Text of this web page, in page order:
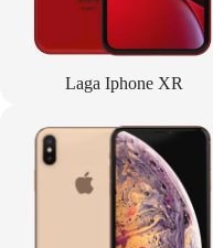
Laga Iphone XR